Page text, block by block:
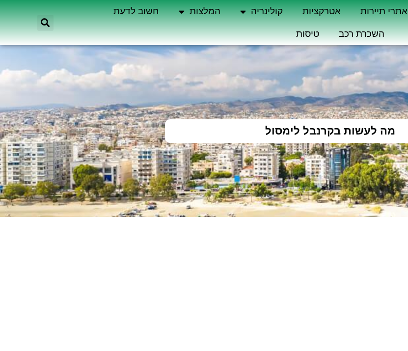
אתרי תיירות אטרקציות קולינריה המלצות חשוב לדעת
השכרת רכב טיסות
מה לעשות בקרנבל לימסול